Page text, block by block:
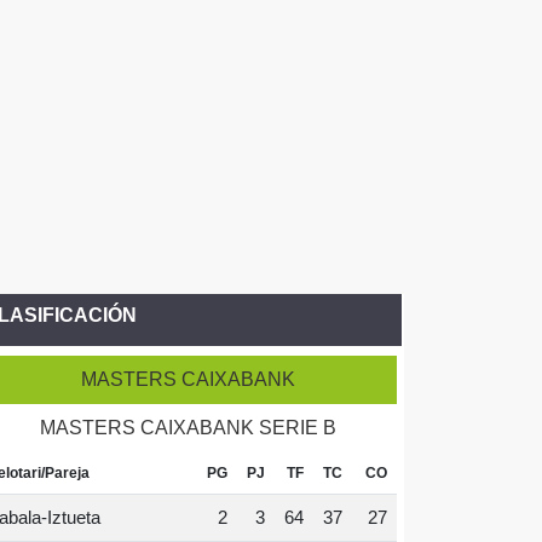
MASTERS CAIXABANK
MASTERS CAIXABANK SERIE B
Pareja PG PJ TF TC CO
Iztueta 2 3 64 37 27